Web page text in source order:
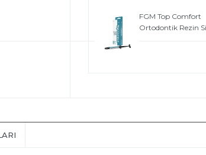
FGM Top Comfort
Ortodontik Rezin